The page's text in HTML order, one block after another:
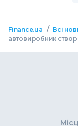
Finance.ua / Всі
автовиробник